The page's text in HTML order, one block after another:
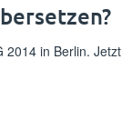
2014 in Berlin. Jetzt